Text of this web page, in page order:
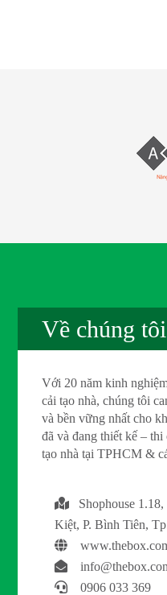
Về chúng tôi
Với 20 năm kinh
cải tạo nhà, chúng tôi
và bền vững nhất cho
đã và đang thiết kế –
tạo nhà tại TPHCM &
Shophouse
Kiệt, P. Bình Tiên,
0906 033 369